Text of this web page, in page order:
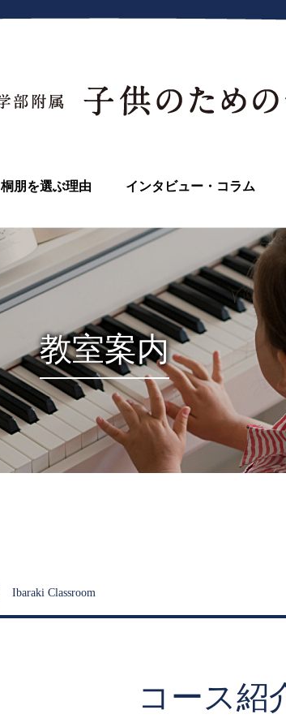
桐朋を選ぶ理由 インタビュー・コラム
教室案内
Ibaraki Classroom
コース紹